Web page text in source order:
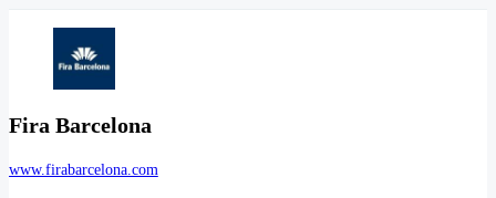
Fira Barcelona
www.firabarcelona.com